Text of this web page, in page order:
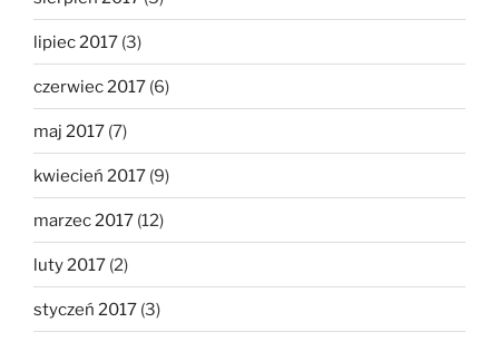
lipiec 2017 (3)
czerwiec 2017 (6)
maj 2017 (7)
kwiecień 2017 (9)
marzec 2017 (12)
luty 2017 (2)
styczeń 2017 (3)